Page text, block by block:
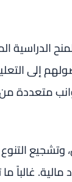
إلى
متعددة من
غالباً ما